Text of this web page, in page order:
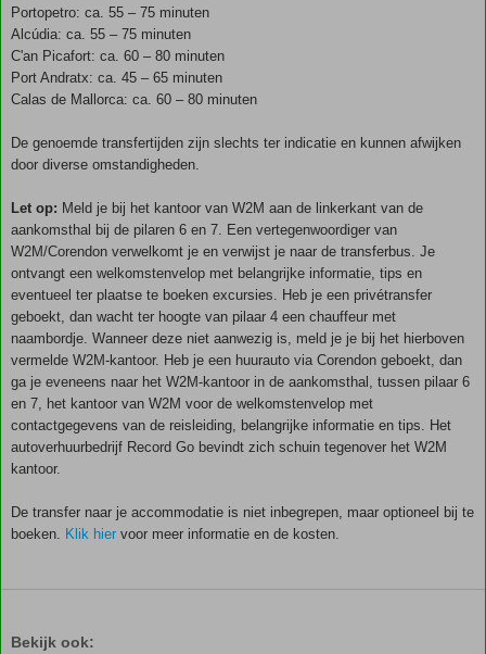
Portopetro: ca. 55 – 75 minuten
Alcúdia: ca. 55 – 75 minuten
C'an Picafort: ca. 60 – 80 minuten
Port Andratx: ca. 45 – 65 minuten
Calas de Mallorca: ca. 60 – 80 minuten
De genoemde transfertijden zijn slechts ter indicatie en kunnen afwijken
door diverse omstandigheden.
Let op: Meld je bij het kantoor van W2M aan de linkerkant van de
aankomsthal bij de pilaren 6 en 7. Een vertegenwoordiger van
W2M/Corendon verwelkomt je en verwijst je naar de transferbus. Je
ontvangt een welkomstenvelop met belangrijke informatie, tips en
eventueel ter plaatse te boeken excursies. Heb je een privétransfer
geboekt, dan wacht ter hoogte van pilaar 4 een chauffeur met
naambordje. Wanneer deze niet aanwezig is, meld je je bij het hierboven
vermelde W2M-kantoor. Heb je een huurauto via Corendon geboekt, dan
ga je eveneens naar het W2M-kantoor in de aankomsthal, tussen pilaar 6
en 7, het kantoor van W2M voor de welkomstenvelop met
contactgegevens van de reisleiding, belangrijke informatie en tips. Het
autoverhuurbedrijf Record Go bevindt zich schuin tegenover het W2M
kantoor.
De transfer naar je accommodatie is niet inbegrepen, maar optioneel bij te
boeken. Klik hier voor meer informatie en de kosten.
door
Bekijk ook: